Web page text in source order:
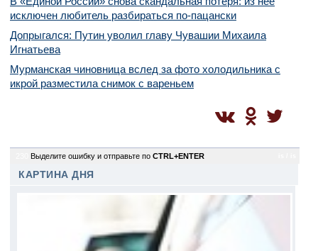
исключен любитель разбираться по-пацански
Допрыгался: Путин уволил главу Чувашии Михаила
Игнатьева
Мурманская чиновница вслед за фото холодильника с
икрой разместила снимок с вареньем
Выделите ошибку и отправьте по CTRL+ENTER
КАРТИНА ДНЯ